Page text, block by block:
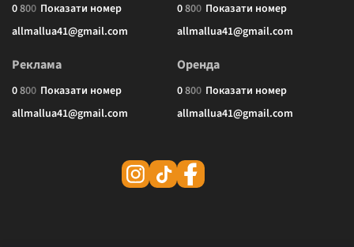
0800 Показати номер
allmallua41@gmail.com
0800 Показати номер
allmallua41@gmail.com
Реклама
0800 Показати номер
allmallua41@gmail.com
Оренда
0800 Показати номер
allmallua41@gmail.com